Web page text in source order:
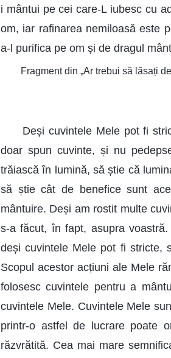
i mântui pe cei care-L iubesc cu
om, iar rafinarea nemiloasă este
a-l purifica pe om și de dragul
Fragment din „Ar trebui să lăsați
Deși cuvintele Mele pot fi
doar spun cuvinte, și nu
trăiască în lumină, să știe că
să știe cât de benefice sunt
mântuire. Deși am rostit multe
s-a făcut, în fapt, asupra
deși cuvintele Mele pot fi stricte,
Scopul acestor acțiuni ale Mele
folosesc cuvintele pentru a
cuvintele Mele. Cuvintele Mele
printr-o astfel de lucrare poate
răzvrătită. Cea mai mare